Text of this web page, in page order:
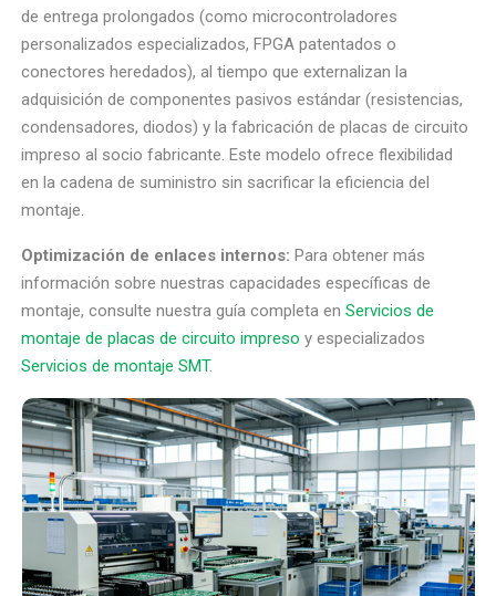
de entrega prolongados (como microcontroladores
personalizados especializados, FPGA patentados o
conectores heredados), al tiempo que externalizan la
adquisición de componentes pasivos estándar (resistencias,
condensadores, diodos) y la fabricación de placas de circuito
impreso al socio fabricante. Este modelo ofrece flexibilidad
en la cadena de suministro sin sacrificar la eficiencia del
montaje.
Optimización de enlaces internos: Para obtener más
información sobre nuestras capacidades específicas de
montaje, consulte nuestra guía completa enServicios de
montaje de placas de circuito impreso y especializados
Servicios de montaje SMT.